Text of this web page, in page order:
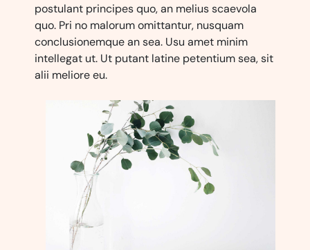
postulant principes quo, an melius scaevola
quo. Pri no malorum omittantur, nusquam
conclusionemque an sea. Usu amet minim
intellegat ut. Ut putant latine petentium sea, sit
alii meliore eu.